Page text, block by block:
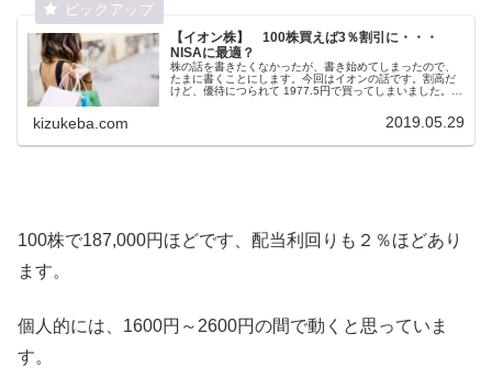
【イオン株】 100株買えば3％割引に・・・
NISAに最適？
株の話を書きたくなかったが、書き始めてしまったので、
たまに書くことにします。今回はイオンの話です。割高だ
けど、優待につられて 1977.5円で買ってしまいました。
kizukeba.com 2019.05.29
100株で187,000円ほどです、配当利回りも２％ほどあり
ます。
個人的には、1600円～2600円の間で動くと思っていま
す。